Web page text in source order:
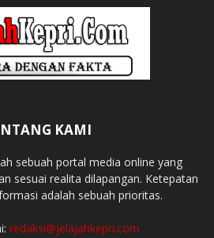
KAMI
sebuah portal media online yang
sesuai realita dilapangan. Ketepatan
adalah sebuah prioritas.
redaksi@jelajahkepri.com